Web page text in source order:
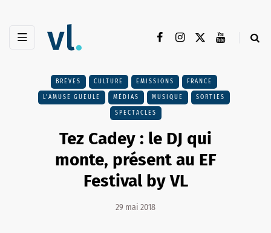
BRÈVES CULTURE EMISSIONS FRANCE
L'AMUSE GUEULE MÉDIAS MUSIQUE SORTIES
SPECTACLES
Tez Cadey : le DJ qui
monte, présent au EF
Festival by VL
29 mai 2018